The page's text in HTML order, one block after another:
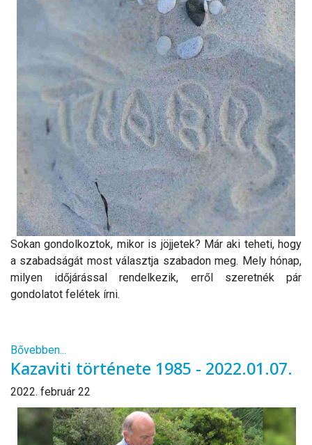
Sokan gondolkoztok, mikor is jöjjetek? Már aki teheti, hogy
a szabadságát most választja szabadon meg. Mely hónap,
milyen időjárással rendelkezik, erről szeretnék pár
gondolatot felétek írni.
Bővebben...
Kazaviti története 1985 - 2022.01.07.
2022. február 22